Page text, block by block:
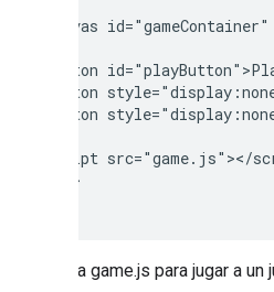
<canvas
<button
<button
<button
<script src="game.js"></
  </body>
Modifica game.js para jugar a